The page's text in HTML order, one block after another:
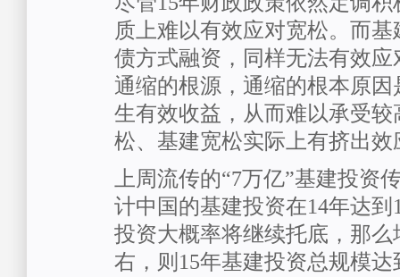
质上难以有效应对宽松。而
债方式融资，同样无法有效
通缩的根源，通缩的根本原
生有效收益，从而难以承受
松、基建宽松实际上有挤出效
上周流传的“7万亿”基建投资
计中国的基建投资在14年达到
投资大概率将继续托底，那么
右，则15年基建投资总规模达